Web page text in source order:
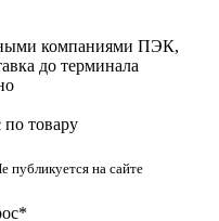
компаниями ПЭК,
до терминала
товару
публикуется на сайте